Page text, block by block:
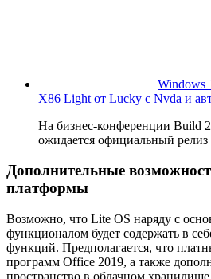
Windows
X86 Light от Lucky с Nvda и
На бизнес-конференции Build
ожидается официальный релиз
Дополнительные
платформы
Возможно, что Lite OS наряду с
функционалом будет содержать в
функций. Предполагается, что
программ Office 2019, а также
пространство в облачном